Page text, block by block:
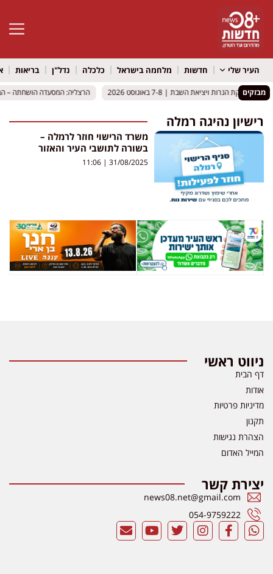
פתח
העיר שלי חדשות מלחמה בישראל כלכלה נדל"ן בריאות
מבזקים
והדלקת הנרות ויציאת השבת | 7-8 באוגוסט 2026
והדלקת הנרות ויציאת השבת | 7-8 באוגוסט 2026 הרצליה: המסעדה הושחתה –
הרצליה: המסעדה הושחתה –
רישיון נהיגה רמלה
משרד הרישוי חוזר לרמלה –
בשורה לתושבי העיר והאזור
31/08/2025
ניווט ראשי
דף הבית
אודות
מדיניות פרטיות
תקנון
הצהרת נגישות
המייל האדום
יצירת קשר
news08.net@gmail.com
054-9759222